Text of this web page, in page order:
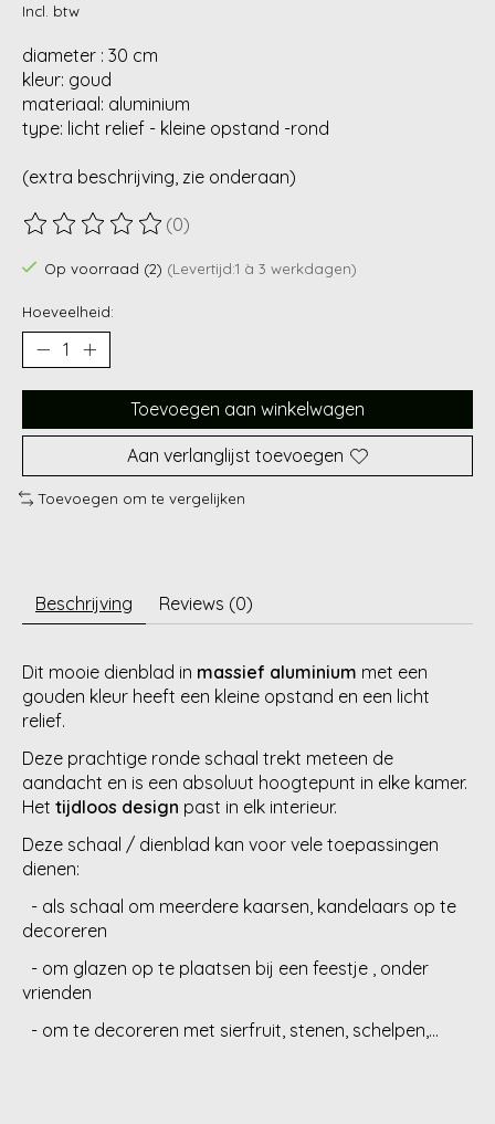
Incl. btw
diameter : 30 cm
kleur: goud
materiaal: aluminium
type: licht relief - kleine opstand -rond
(extra beschrijving, zie onderaan)
De beoordeling van dit product is
(0)
Op voorraad (2) (Levertijd:1 à 3 werkdagen)
Hoeveelheid:
Toevoegen aan winkelwagen
Aan verlanglijst toevoegen
Toevoegen om te vergelijken
Beschrijving Reviews (0)
Dit mooie dienblad in massief aluminium met een
gouden kleur heeft een kleine opstand en een licht
relief.
Deze prachtige ronde schaal trekt meteen de
aandacht en is een absoluut hoogtepunt in elke kamer.
Het tijdloos design past in elk interieur.
Deze schaal / dienblad kan voor vele toepassingen
dienen:
- als schaal om meerdere kaarsen, kandelaars op te
decoreren
- om glazen op te plaatsen bij een feestje , onder
vrienden
- om te decoreren met sierfruit, stenen, schelpen,...